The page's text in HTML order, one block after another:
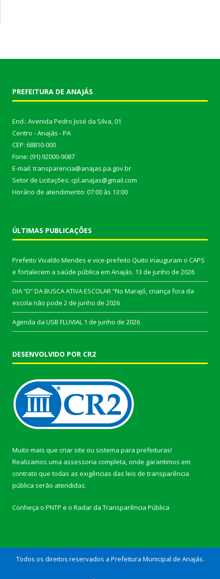
PREFEITURA DE ANAJÁS
End.: Avenida Pedro José da Silva, 01
Centro - Anajás - PA
CEP: 68810-000
Fone: (91) 92000-9087
E-mail: transparencia@anajas.pa.gov.br
Setor de Licitações: cpl.anajas@gmail.com
Horário de atendimento: 07:00 às 13:00
ÚLTIMAS PUBLICAÇÕES
Prefeito Vivaldo Mendes e vice-prefeito Quito inauguram o CAPS
e fortalecem a saúde pública em Anajás. 13 de junho de 2026
DIA “D” DA BUSCA ATIVA ESCOLAR “No Marajó, criança fora da
escola não pode 2 de junho de 2026
Agenda da USB FLUVIAL 1 de junho de 2026
DESENVOLVIDO POR CR2
Muito mais que criar site ou sistema para prefeituras!
Realizamos uma assessoria completa, onde garantimos em
contrato que todas as exigências das leis de transparência
pública serão atendidas.
Conheça o PNTP e o Radar da Transparência Pública
Todos os direitos reservados a Prefeitura Municipal de Anajás.